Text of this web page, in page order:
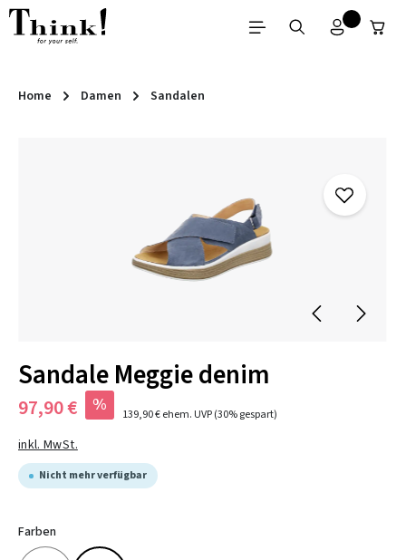
Zum Hauptinhalt springen
Home Damen Sandalen
Sandale Meggie denim
97,90 € % 139,90 €ehem. UVP(30% gespart)
inkl. MwSt.
Nicht mehr verfügbar
Farben